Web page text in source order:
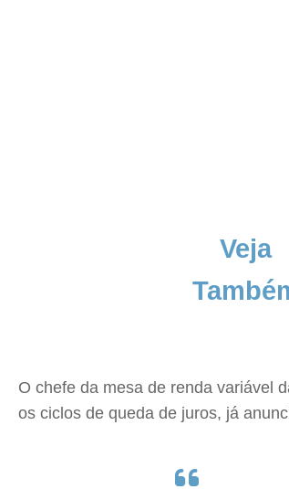
Veja
O chefe da mesa de renda variável
os ciclos de queda de juros, já